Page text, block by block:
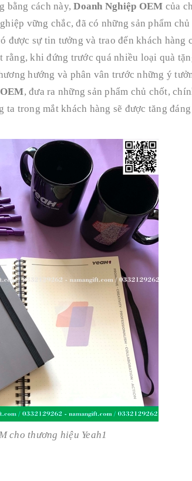
bằng cách này,Doanh Nghiệp OEM của
vững chắc, đã có những sản phẩm
được sự tin tưởng và trao đến khách hàng
khi đứng trước quá nhiều loại quà
hướng và phân vân trước những ý
, đưa ra những sản phẩm chủ chốt,
trong mắt khách hàng sẽ được tăng
cho thương hiệu Yeah1